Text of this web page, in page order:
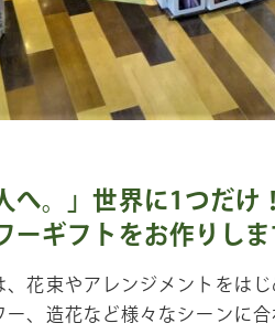
へ。」世界に1つだけ
ギフトをお作りしま
花束やアレンジメントをは
ー、造花など様々なシーンに